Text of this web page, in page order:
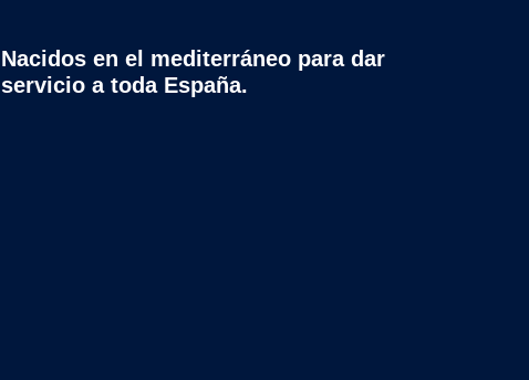
Nacidos en el mediterráneo para dar
servicio a toda España.